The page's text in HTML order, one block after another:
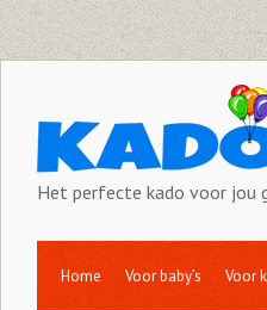
Het perfecte kado voor jou
Home Voor baby’s Voor